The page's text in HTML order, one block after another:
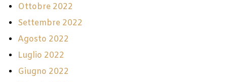
Ottobre 2022
Settembre 2022
Agosto 2022
Luglio 2022
Giugno 2022